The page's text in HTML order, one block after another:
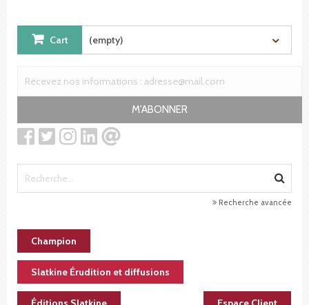
Cart (empty)
M'ABONNER
Recherche avancée
Champion
Slatkine Érudition et diffusions